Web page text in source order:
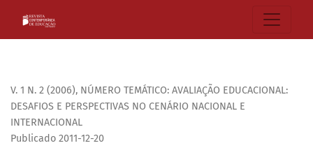
V. 1 N. 2 (2006), NÚMERO TEMÁTICO: AVALIAÇÃO EDUCACIONAL:
DESAFIOS E PERSPECTIVAS NO CENÁRIO NACIONAL E
INTERNACIONAL
Publicado 2011-12-20